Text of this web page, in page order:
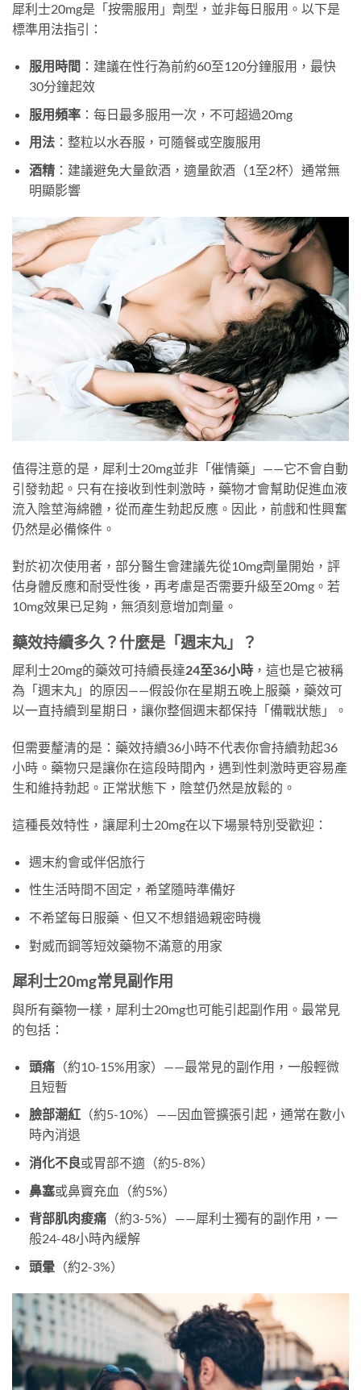
犀利士20mg是「按需服用」劑型，並非每日服用。以下是
標準用法指引：
服用時間 ：建議在性行為前約60至120分鐘服用，最快
30分鐘起效
服用頻率：每日最多服用一次，不可超過20mg
用法：整粒以水吞服，可隨餐或空腹服用
酒精：建議避免大量飲酒，適量飲酒（1至2杯）通常無
明顯影響
值得注意的是，犀利士20mg並非「催情藥」——它不會自動
引發勃起。只有在接收到性刺激時，藥物才會幫助促進血液
流入陰莖海綿體，從而產生勃起反應。因此，前戲和性興奮
仍然是必備條件。
對於初次使用者，部分醫生會建議先從10mg劑量開始，評
估身體反應和耐受性後，再考慮是否需要升級至20mg。若
10mg效果已足夠，無須刻意增加劑量。
藥效持續多久？什麼是「週末丸」？
犀利士20mg的藥效可持續長達24至36小時 ，這也是它被稱
為「週末丸」的原因——假設你在星期五晚上服藥，藥效可
以一直持續到星期日，讓你整個週末都保持「備戰狀態」。
但需要釐清的是：藥效持續36小時不代表你會持續勃起36
小時。藥物只是讓你在這段時間內，遇到性刺激時更容易產
生和維持勃起。正常狀態下，陰莖仍然是放鬆的。
這種長效特性，讓犀利士20mg在以下場景特別受歡迎：
週末約會或伴侶旅行
性生活時間不固定，希望隨時準備好
不希望每日服藥、但又不想錯過親密時機
對威而鋼等短效藥物不滿意的用家
犀利士20mg常見副作用
與所有藥物一樣，犀利士20mg也可能引起副作用。最常見
的包括：
頭痛（約10-15%用家）——最常見的副作用，一般輕微
且短暫
臉部潮紅（約5-10%）——因血管擴張引起，通常在數小
時內消退
消化不良或胃部不適（約5-8%）
鼻塞或鼻竇充血（約5%）
背部肌肉痠痛（約3-5%）——犀利士獨有的副作用，一
般24-48小時內緩解
頭暈（約2-3%）